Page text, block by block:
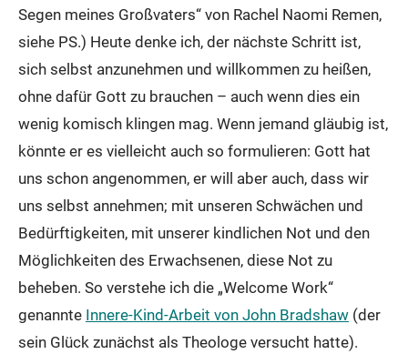
Segen meines Großvaters“ von Rachel Naomi Remen,
siehe PS.) Heute denke ich, der nächste Schritt ist,
sich selbst anzunehmen und willkommen zu heißen,
ohne dafür Gott zu brauchen – auch wenn dies ein
wenig komisch klingen mag. Wenn jemand gläubig ist,
könnte er es vielleicht auch so formulieren: Gott hat
uns schon angenommen, er will aber auch, dass wir
uns selbst annehmen; mit unseren Schwächen und
Bedürftigkeiten, mit unserer kindlichen Not und den
Möglichkeiten des Erwachsenen, diese Not zu
beheben. So verstehe ich die „Welcome Work“
genannte Innere-Kind-Arbeit von John Bradshaw (der
sein Glück zunächst als Theologe versucht hatte).